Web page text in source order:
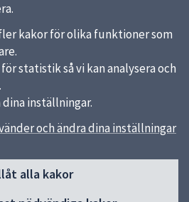
kakor för olika funktioner som
statistik så vi kan analysera och
inställningar.
och ändra dina inställningar
alla kakor